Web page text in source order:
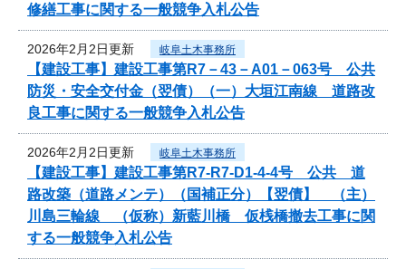
修繕工事に関する一般競争入札公告
2026年2月2日更新 岐阜土木事務所
【建設工事】建設工事第R7－43－A01－063号 公共
防災・安全交付金（翌債）（一）大垣江南線 道路改
良工事に関する一般競争入札公告
2026年2月2日更新 岐阜土木事務所
【建設工事】建設工事第R7-R7-D1-4-4号 公共 道
路改築（道路メンテ）（国補正分）【翌債】 （主）
川島三輪線 （仮称）新藍川橋 仮桟橋撤去工事に関
する一般競争入札公告